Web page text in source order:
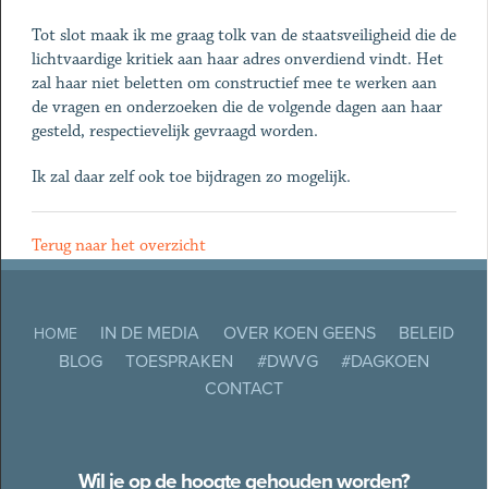
Tot slot maak ik me graag tolk van de staatsveiligheid die de
lichtvaardige kritiek aan haar adres onverdiend vindt. Het
zal haar niet beletten om constructief mee te werken aan
de vragen en onderzoeken die de volgende dagen aan haar
gesteld, respectievelijk gevraagd worden.
Ik zal daar zelf ook toe bijdragen zo mogelijk.
Terug naar het overzicht
HOME IN DE MEDIA OVER KOEN GEENS
BELEID
BLOG
TOESPRAKEN #DWVG
#DAGKOEN
CONTACT
Wil je op de hoogte gehouden worden?